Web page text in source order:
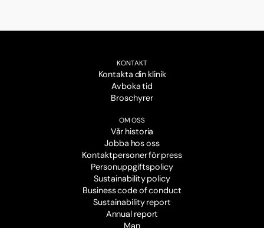
KONTAKT
Kontakta din klinik
Avboka tid
Broschyrer
OM OSS
Vår historia
Jobba hos oss
Kontaktpersoner för press
Personuppgiftspolicy
Sustainability policy
Business code of conduct
Sustainability report
Annual report
Man